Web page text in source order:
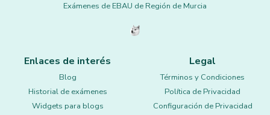
Exámenes de EBAU de Región de Murcia
Enlaces de interés
Blog
Historial de exámenes
Widgets para blogs
Legal
Términos y Condiciones
Política de Privacidad
Configuración de Privacidad